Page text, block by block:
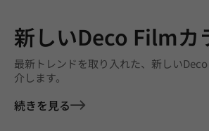
新しいDeco Filmカ
最新トレンドを取り入れた、新しい
介します。
続きを見る